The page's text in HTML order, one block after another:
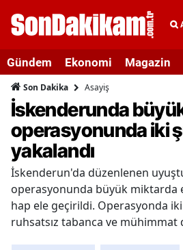
Gündem Ekonomi Magazin
Son Dakika Asayiş
İskenderunda
operasyonunda iki
yakalandı
İskenderun'da düzenlenen
operasyonunda büyük miktarda
hap ele geçirildi. Operasyonda
ruhsatsız tabanca ve mühimmat